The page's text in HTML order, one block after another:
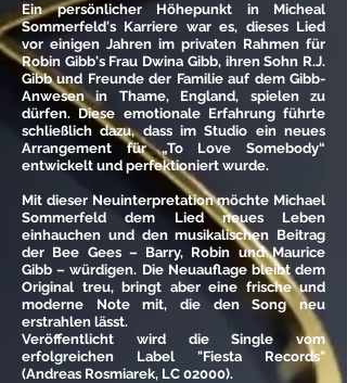
Ein persönlicher Höhepunkt in Micheal
Sommerfeld's Karriere war es, dieses Lied
vor einigen Jahren im privaten Rahmen für
Robin Gibb's Frau Dwina Gibb, ihren Sohn R.J.
Gibb und Freunde der Familie auf dem Gibb-
Anwesen in Thame, England, spielen zu
dürfen. Diese emotionale Erfahrung führte
schließlich dazu, dass im Studio ein neues
Arrangement für „To Love Somebody“
entwickelt und perfektioniert wurde.
Mit dieser Neuinterpretation möchte Michael
Sommerfeld dem Lied neues Leben
einhauchen und den musikalischen Beitrag
der Bee Gees – Barry, Robin und Maurice
Gibb – würdigen. Die Neuauflage bleibt dem
Original treu, bringt aber eine frische und
moderne Note mit, die den Song neu
erstrahlen lässt.
Veröffentlicht wird die Single vom
erfolgreichen Label "Fiesta Records"
(Andreas Rosmiarek, LC 02000).